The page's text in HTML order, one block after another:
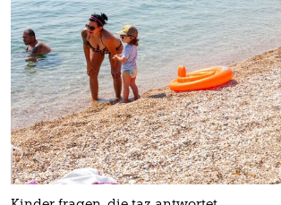
gesellschaft
kultur
sport
berlin
nord